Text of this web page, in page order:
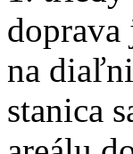
na
stanica